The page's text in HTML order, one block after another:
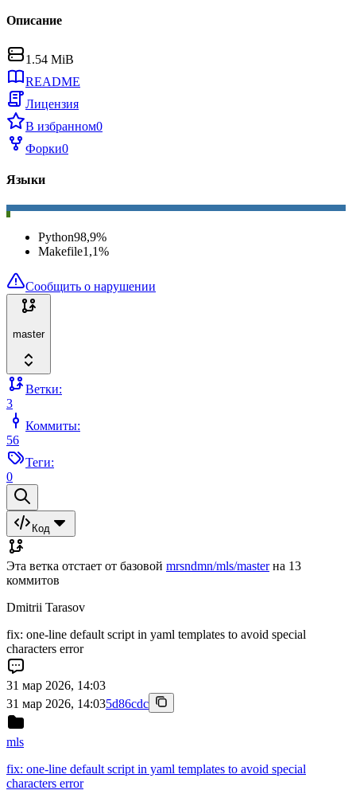
Описание
1.54 MiB
README
Лицензия
В избранном0
Форки0
Языки
Python98,9%
Makefile1,1%
Сообщить о нарушении
master
Ветки:
3
Коммиты:
56
Теги:
0
Код
Эта ветка отстает от базовой mrsndmn/mls/masterна 13
коммитов
Dmitrii Tarasov
fix: one-line default script in yaml templates to avoid special
characters error
31 мар 2026, 14:03
31 мар 2026, 14:035d86cdc
mls
fix: one-line default script in yaml templates to avoid special
characters error